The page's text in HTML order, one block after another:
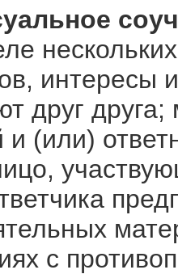
интересы
друг
и (или)
с